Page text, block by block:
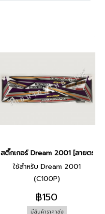
สติ๊กเกอร์ Dream 2001 [ลายตรง]
ใช้สำหรับ Dream 2001
(C100P)
฿150
มีสินค้าราคาส่ง